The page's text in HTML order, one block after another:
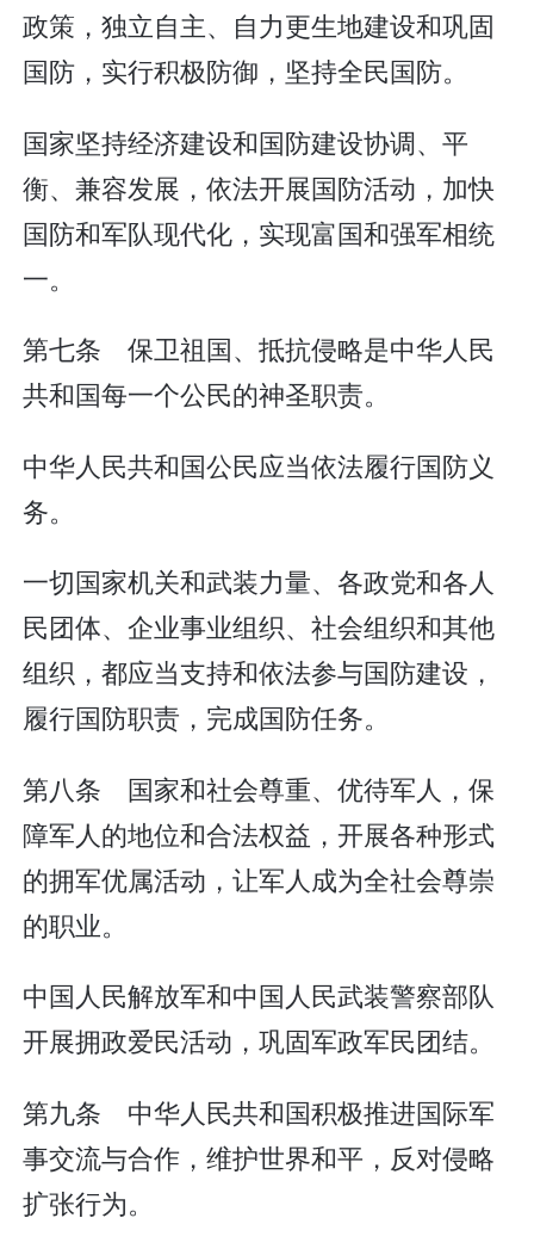
政策，独立自主、自力更生地建设和巩固
国防，实行积极防御，坚持全民国防。
国家坚持经济建设和国防建设协调、平
衡、兼容发展，依法开展国防活动，加快
国防和军队现代化，实现富国和强军相统
一。
第七条 保卫祖国、抵抗侵略是中华人民
共和国每一个公民的神圣职责。
中华人民共和国公民应当依法履行国防义
务。
一切国家机关和武装力量、各政党和各人
民团体、企业事业组织、社会组织和其他
组织，都应当支持和依法参与国防建设，
履行国防职责，完成国防任务。
第八条 国家和社会尊重、优待军人，保
障军人的地位和合法权益，开展各种形式
的拥军优属活动，让军人成为全社会尊崇
的职业。
中国人民解放军和中国人民武装警察部队
开展拥政爱民活动，巩固军政军民团结。
第九条 中华人民共和国积极推进国际军
事交流与合作，维护世界和平，反对侵略
扩张行为。